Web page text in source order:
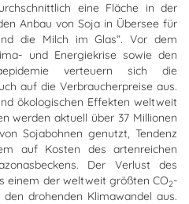
eine Fläche in der
Anbau von Soja in Übersee für
die Milch im Glas“. Vor dem
und Energiekrise sowie den
verteuern sich die
auf die Verbraucherpreise aus.
ökologischen Effekten weltweit
werden aktuell über 37 Millionen
Sojabohnen genutzt, Tendenz
auf Kosten des artenreichen
Der Verlust des
einem der weltweit größten CO2-
drohenden Klimawandel aus.